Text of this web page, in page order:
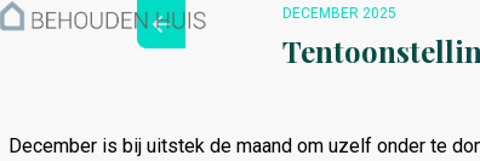
Hoe werkt het?
DECEMBER 2025
December is bij uitstek de maand om uzelf onder te